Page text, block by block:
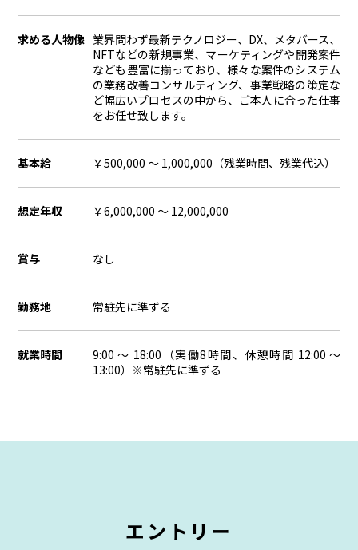
求める人物像 業界問わず最新テクノロジー、DX、メタバース、
NFTなどの新規事業、マーケティングや開発案件
なども豊富に揃っており、様々な案件のシステム
の業務改善コンサルティング、事業戦略の策定な
ど幅広いプロセスの中から、ご本人に合った仕事
をお任せ致します。
基本給 ￥500,000 ～ 1,000,000（残業時間、残業代込）
想定年収 ￥6,000,000 ～ 12,000,000
賞与 なし
勤務地 常駐先に準ずる
就業時間
9:00 〜 18:00（実働8時間、休憩時間 12:00 〜
13:00）※常駐先に準ずる
エントリー